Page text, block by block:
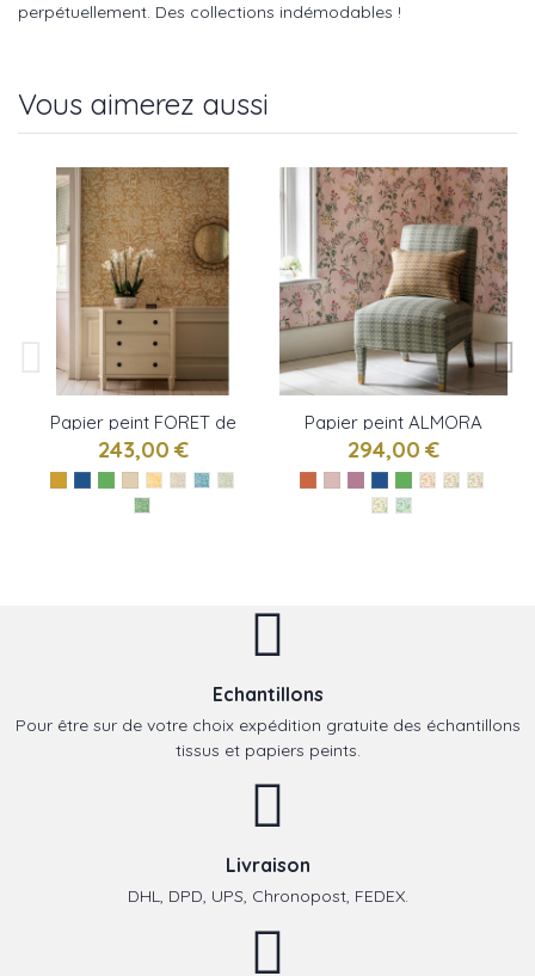
perpétuellement. Des collections indémodables !
Vous aimerez aussi
Papier peint FORET de
Nina Campbell
243,00 €
Papier peint ALMORA
de Nina Campbell
294,00 €
Echantillons
Pour être sur de votre choix expédition gratuite des échantillons
tissus et papiers peints.
Livraison
DHL, DPD, UPS, Chronopost, FEDEX.